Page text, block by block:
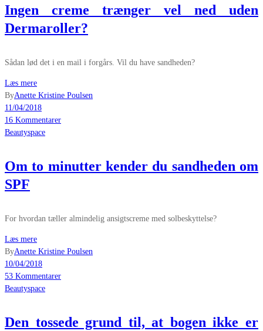
Ingen creme trænger vel ned uden
Dermaroller?
Sådan lød det i en mail i forgårs. Vil du have sandheden?
Læs mere
ByAnette Kristine Poulsen
11/04/2018
16 Kommentarer
Beautyspace
Om to minutter kender du sandheden om
SPF
For hvordan tæller almindelig ansigtscreme med solbeskyttelse?
Læs mere
ByAnette Kristine Poulsen
10/04/2018
53 Kommentarer
Beautyspace
Den tossede grund til, at bogen ikke er